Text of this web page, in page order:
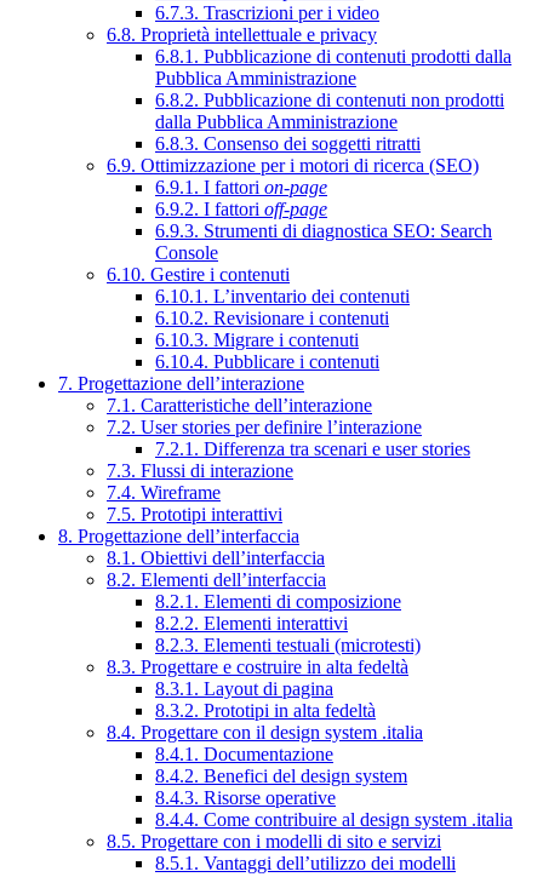
6.7.3. Trascrizioni per i video
6.8. Proprietà intellettuale e privacy
6.8.1. Pubblicazione di contenuti prodotti dalla
Pubblica Amministrazione
6.8.2. Pubblicazione di contenuti non prodotti
dalla Pubblica Amministrazione
6.8.3. Consenso dei soggetti ritratti
6.9. Ottimizzazione per i motori di ricerca (SEO)
6.9.1. I fattori on-page
6.9.2. I fattori off-page
6.9.3. Strumenti di diagnostica SEO: Search
Console
6.10. Gestire i contenuti
6.10.1. L’inventario dei contenuti
6.10.2. Revisionare i contenuti
6.10.3. Migrare i contenuti
6.10.4. Pubblicare i contenuti
7. Progettazione dell’interazione
7.1. Caratteristiche dell’interazione
7.2. User stories per definire l’interazione
7.2.1. Differenza tra scenari e user stories
7.3. Flussi di interazione
7.4. Wireframe
7.5. Prototipi interattivi
8. Progettazione dell’interfaccia
8.1. Obiettivi dell’interfaccia
8.2. Elementi dell’interfaccia
8.2.1. Elementi di composizione
8.2.2. Elementi interattivi
8.2.3. Elementi testuali (microtesti)
8.3. Progettare e costruire in alta fedeltà
8.3.1. Layout di pagina
8.3.2. Prototipi in alta fedeltà
8.4. Progettare con il design system .italia
8.4.1. Documentazione
8.4.2. Benefici del design system
8.4.3. Risorse operative
8.4.4. Come contribuire al design system .italia
8.5. Progettare con i modelli di sito e servizi
8.5.1. Vantaggi dell’utilizzo dei modelli